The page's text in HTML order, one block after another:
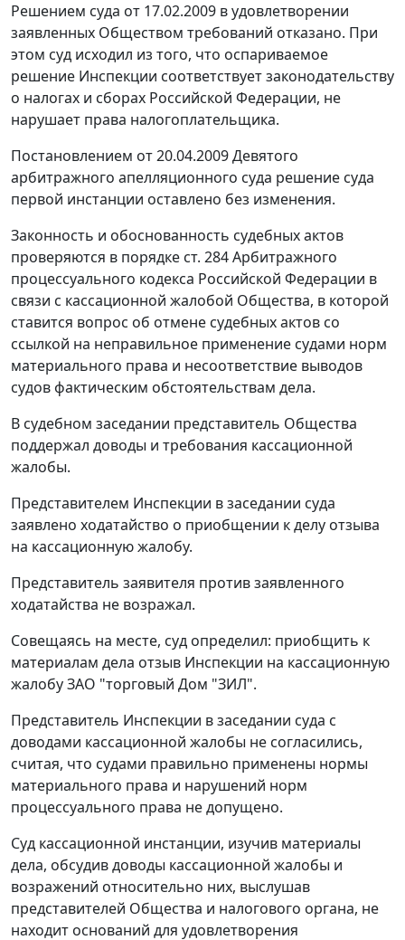
Решением суда от 17.02.2009 в удовлетворении
заявленных Обществом требований отказано. При
этом суд исходил из того, что оспариваемое
решение Инспекции соответствуетзаконодательству
о налогах и сборах Российской Федерации, не
нарушает права налогоплательщика.
Постановлением от 20.04.2009 Девятого
арбитражного апелляционного суда решение суда
первой инстанции оставлено без изменения.
Законность и обоснованность судебных актов
проверяются в порядке ст. 284Арбитражного
процессуального кодекса Российской Федерации в
связи с кассационной жалобой Общества, в которой
ставится вопрос об отмене судебных актов со
ссылкой на неправильное применение судами норм
материального права и несоответствие выводов
судов фактическим обстоятельствам дела.
В судебном заседании представитель Общества
поддержал доводы и требования кассационной
жалобы.
Представителем Инспекции в заседании суда
заявлено ходатайство о приобщении к делу отзыва
на кассационную жалобу.
Представитель заявителя против заявленного
ходатайства не возражал.
Совещаясь на месте, суд определил: приобщить к
материалам дела отзыв Инспекции на кассационную
жалобу ЗАО "торговый Дом "ЗИЛ".
Представитель Инспекции в заседании суда с
доводами кассационной жалобы не согласились,
считая, что судами правильно применены нормы
материального права и нарушений норм
процессуального права не допущено.
Суд кассационной инстанции, изучив материалы
дела, обсудив доводы кассационной жалобы и
возражений относительно них, выслушав
представителей Общества и налогового органа, не
находит оснований для удовлетворения